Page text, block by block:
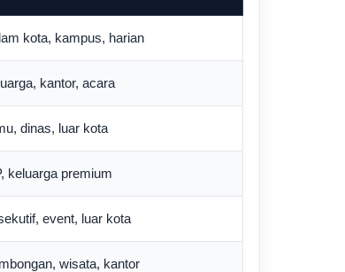
kota, kampus, harian
kantor, acara
dinas, luar kota
keluarga premium
event, luar kota
wisata, kantor